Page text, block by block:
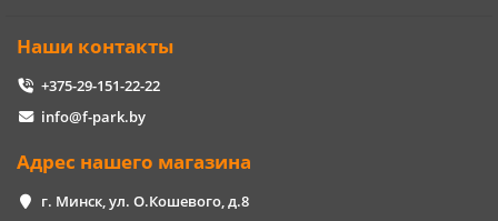
Наши контакты
+375-29-151-22-22
info@f-park.by
Адрес нашего магазина
г. Минск, ул. О.Кошевого, д.8